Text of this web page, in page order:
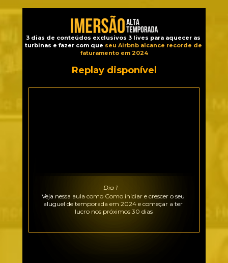
Dia 1
3 dias de conteúdos exclusivos 3 lives para aquecer as
turbinas e fazer com que seu Airbnb alcance recorde de
faturamento em 2024
Veja nessa aula como Como iniciar e crescer o seu
aluguel de temporada em 2024 e começar a ter
lucro nos próximos 30 dias
Replay disponível